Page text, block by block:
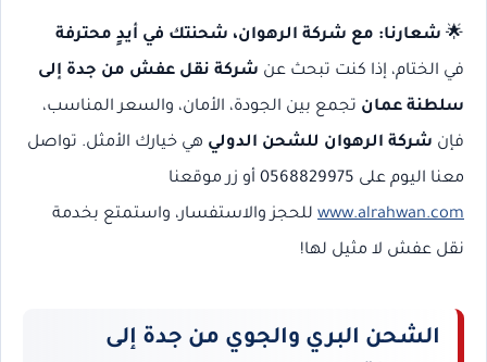
🌟 شعارنا: مع شركة الرهوان، شحنتك في أيدٍ محترفة
في الختام، إذا كنت تبحث عن شركة نقل عفش من جدة إلى
سلطنة عمان تجمع بين الجودة، الأمان، والسعر المناسب،
فإن شركة الرهوان للشحن الدولي هي خيارك الأمثل. تواصل
معنا اليوم على 0568829975 أو زر موقعنا
www.alrahwan.com للحجز والاستفسار، واستمتع بخدمة
نقل عفش لا مثيل لها!
الشحن البري والجوي من جدة إلى